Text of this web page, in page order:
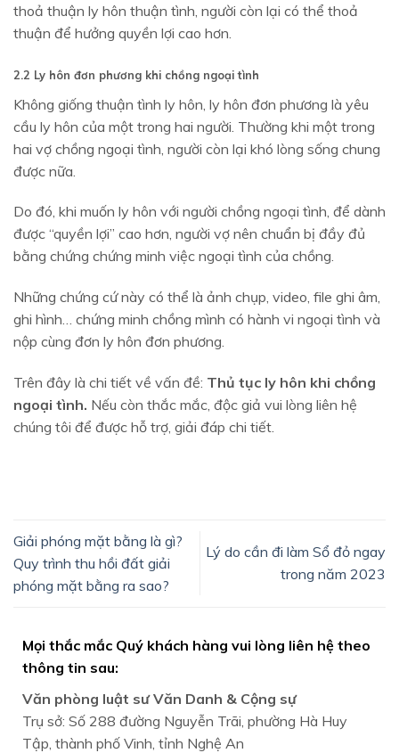
thoả thuận ly hôn thuận tình, người còn lại có thể thoả
thuận để hưởng quyền lợi cao hơn.
2.2 Ly hôn đơn phương khi chồng ngoại tình
Không giống thuận tình ly hôn, ly hôn đơn phương là yêu
cầu ly hôn của một trong hai người. Thường khi một trong
hai vợ chồng ngoại tình, người còn lại khó lòng sống chung
được nữa.
Do đó, khi muốn ly hôn với người chồng ngoại tình, để dành
được “quyền lợi” cao hơn, người vợ nên chuẩn bị đầy đủ
bằng chứng chứng minh việc ngoại tình của chồng.
Những chứng cứ này có thể là ảnh chụp, video, file ghi âm,
ghi hình… chứng minh chồng mình có hành vi ngoại tình và
nộp cùng đơn ly hôn đơn phương.
Trên đây là chi tiết về vấn đề: Thủ tục ly hôn khi chồng
ngoại tình. Nếu còn thắc mắc, độc giả vui lòng liên hệ
chúng tôi để được hỗ trợ, giải đáp chi tiết.
Giải phóng mặt bằng là gì?
Quy trình thu hồi đất giải
phóng mặt bằng ra sao?
Lý do cần đi làm Sổ đỏ ngay
trong năm 2023
Mọi thắc mắc Quý khách hàng vui lòng liên hệ theo
thông tin sau:
Văn phòng luật sư Văn Danh & Cộng sự
Trụ sở: Số 288 đường Nguyễn Trãi, phường Hà Huy
Tập, thành phố Vinh, tỉnh Nghệ An